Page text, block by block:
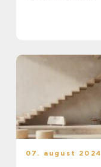
07. august 2024